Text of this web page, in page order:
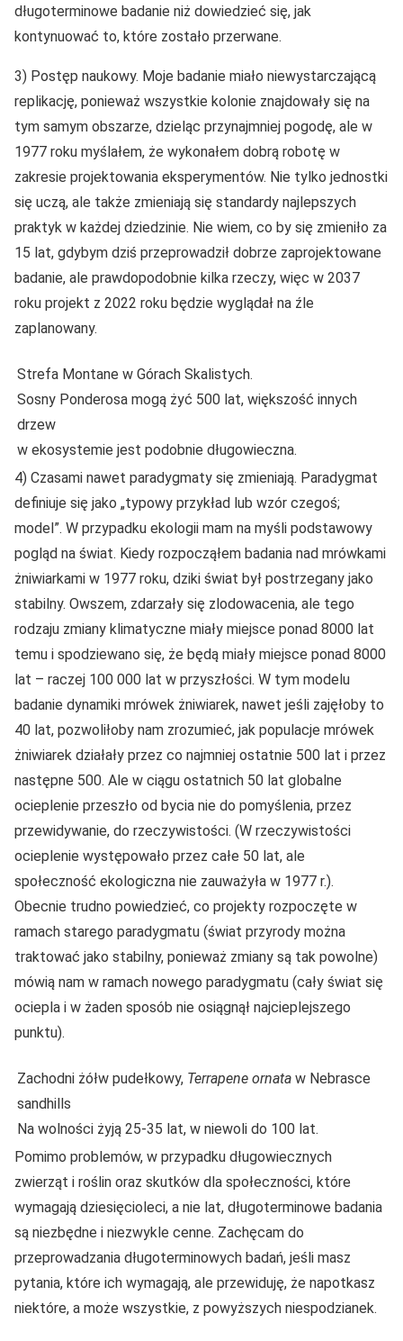
długoterminowe badanie niż dowiedzieć się, jak
kontynuować to, które zostało przerwane.
3) Postęp naukowy. Moje badanie miało niewystarczającą
replikację, ponieważ wszystkie kolonie znajdowały się na
tym samym obszarze, dzieląc przynajmniej pogodę, ale w
1977 roku myślałem, że wykonałem dobrą robotę w
zakresie projektowania eksperymentów. Nie tylko jednostki
się uczą, ale także zmieniają się standardy najlepszych
praktyk w każdej dziedzinie. Nie wiem, co by się zmieniło za
15 lat, gdybym dziś przeprowadził dobrze zaprojektowane
badanie, ale prawdopodobnie kilka rzeczy, więc w 2037
roku projekt z 2022 roku będzie wyglądał na źle
zaplanowany.
Strefa Montane w Górach Skalistych.
Sosny Ponderosa mogą żyć 500 lat, większość innych
drzew
w ekosystemie jest podobnie długowieczna.
4) Czasami nawet paradygmaty się zmieniają. Paradygmat
definiuje się jako „typowy przykład lub wzór czegoś;
model”. W przypadku ekologii mam na myśli podstawowy
pogląd na świat. Kiedy rozpocząłem badania nad mrówkami
żniwiarkami w 1977 roku, dziki świat był postrzegany jako
stabilny. Owszem, zdarzały się zlodowacenia, ale tego
rodzaju zmiany klimatyczne miały miejsce ponad 8000 lat
temu i spodziewano się, że będą miały miejsce ponad 8000
lat – raczej 100 000 lat w przyszłości. W tym modelu
badanie dynamiki mrówek żniwiarek, nawet jeśli zajęłoby to
40 lat, pozwoliłoby nam zrozumieć, jak populacje mrówek
żniwiarek działały przez co najmniej ostatnie 500 lat i przez
następne 500. Ale w ciągu ostatnich 50 lat globalne
ocieplenie przeszło od bycia nie do pomyślenia, przez
przewidywanie, do rzeczywistości. (W rzeczywistości
ocieplenie występowało przez całe 50 lat, ale
społeczność ekologiczna nie zauważyła w 1977 r.).
Obecnie trudno powiedzieć, co projekty rozpoczęte w
ramach starego paradygmatu (świat przyrody można
traktować jako stabilny, ponieważ zmiany są tak powolne)
mówią nam w ramach nowego paradygmatu (cały świat się
ociepla i w żaden sposób nie osiągnął najcieplejszego
punktu).
Zachodni żółw pudełkowy, Terrapene ornata w Nebrasce
sandhills
Na wolności żyją 25-35 lat, w niewoli do 100 lat.
Pomimo problemów, w przypadku długowiecznych
zwierząt i roślin oraz skutków dla społeczności, które
wymagają dziesięcioleci, a nie lat, długoterminowe badania
są niezbędne i niezwykle cenne. Zachęcam do
przeprowadzania długoterminowych badań, jeśli masz
pytania, które ich wymagają, ale przewiduję, że napotkasz
niektóre, a może wszystkie, z powyższych niespodzianek.